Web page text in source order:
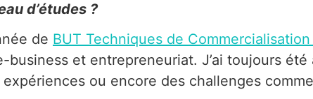
d’études ?
de BUT Techniques de Commercialisation
et entrepreneuriat. J’ai toujours été
ou encore des challenges